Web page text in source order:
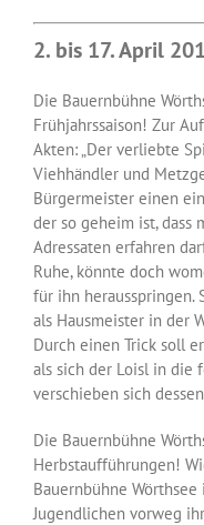
2. bis 17. April
Die Bauernbühne
Frühjahrssaison! Zur
Akten: „Der verliebte
Viehhändler und
Bürgermeister einen
der so geheim ist, dass
Adressaten erfahren
Ruhe, könnte doch
für ihn herausspringen.
als Hausmeister in der
Durch einen Trick soll
als sich der Loisl in die
verschieben sich
Die Bauernbühne
Herbstaufführungen!
Bauernbühne
Jugendlichen vorweg